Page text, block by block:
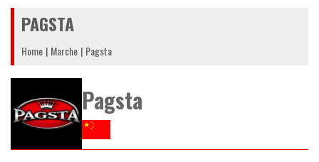
PAGSTA
Home Marche Pagsta
Pagsta